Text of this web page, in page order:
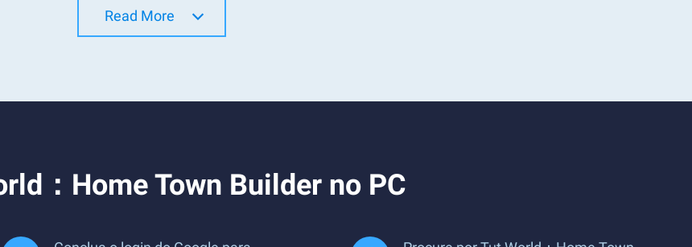
Read More
：Home Town Builder no PC